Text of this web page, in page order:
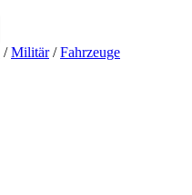
/Militär/Fahrzeuge